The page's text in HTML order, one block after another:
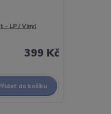
- LP / Vinyl
399 Kč
do košíku